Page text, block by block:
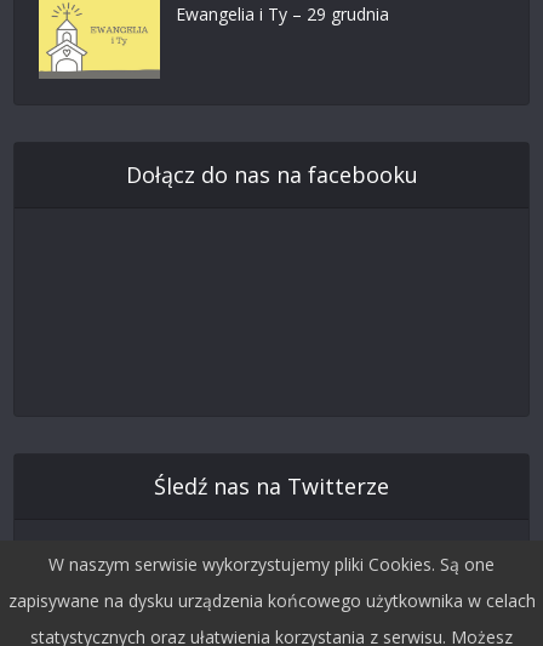
Ewangelia i Ty – 29 grudnia
Dołącz do nas na facebooku
Śledź nas na Twitterze
W naszym serwisie wykorzystujemy pliki Cookies. Są one
zapisywane na dysku urządzenia końcowego użytkownika w celach
statystycznych oraz ułatwienia korzystania z serwisu. Możesz